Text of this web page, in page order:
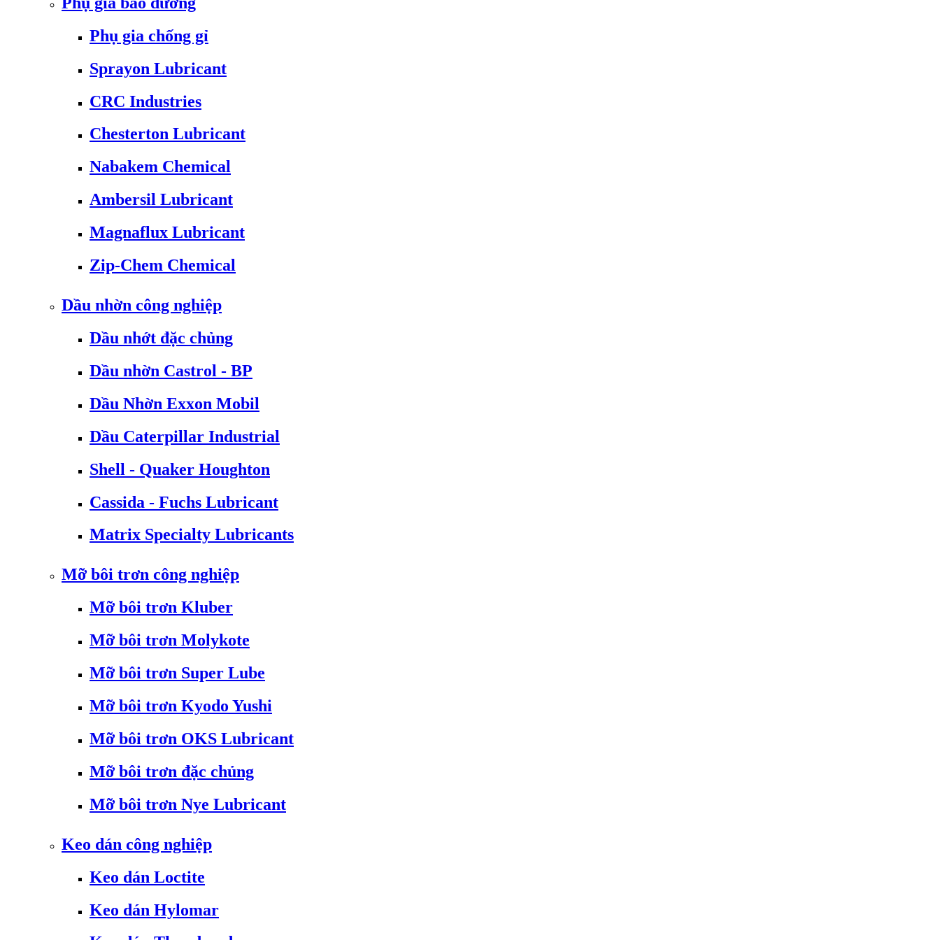
Phụ gia chống gỉ
Sprayon Lubricant
CRC Industries
Chesterton Lubricant
Nabakem Chemical
Ambersil Lubricant
Magnaflux Lubricant
Zip-Chem Chemical
Dầu nhờn công nghiệp
Dầu nhớt đặc chủng
Dầu nhờn Castrol - BP
Dầu Nhờn Exxon Mobil
Dầu Caterpillar Industrial
Shell - Quaker Houghton
Cassida - Fuchs Lubricant
Matrix Specialty Lubricants
Mỡ bôi trơn công nghiệp
Mỡ bôi trơn Kluber
Mỡ bôi trơn Molykote
Mỡ bôi trơn Super Lube
Mỡ bôi trơn Kyodo Yushi
Mỡ bôi trơn OKS Lubricant
Mỡ bôi trơn đặc chủng
Mỡ bôi trơn Nye Lubricant
Keo dán công nghiệp
Keo dán Loctite
Keo dán Hylomar